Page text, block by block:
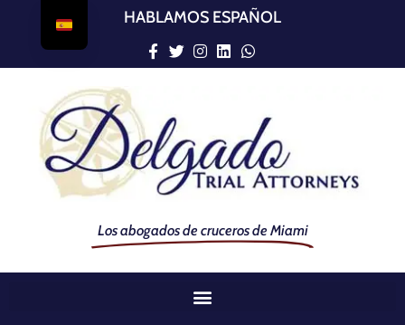
HABLAMOS ESPAÑOL
Los abogados de cruceros de Miami